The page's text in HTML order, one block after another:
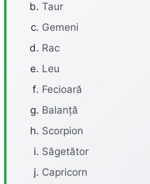
Taur
Gemeni
Rac
Leu
Fecioară
Balanță
Scorpion
Săgetător
Capricorn